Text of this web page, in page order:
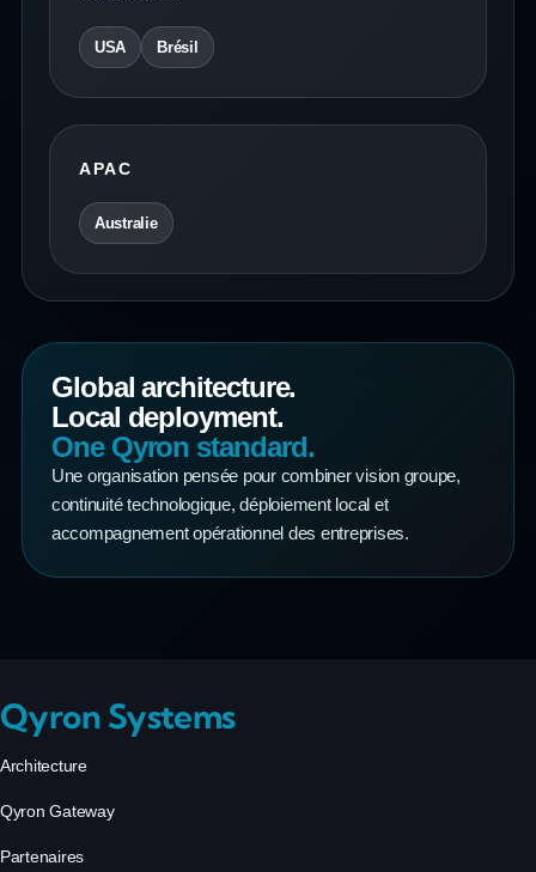
USA Brésil
APAC
Australie
Global architecture.
Local deployment.
One Qyron standard.
Une organisation pensée pour combiner vision groupe,
continuité technologique, déploiement local et
accompagnement opérationnel des entreprises.
Qyron Systems
Architecture
Qyron Gateway
Partenaires